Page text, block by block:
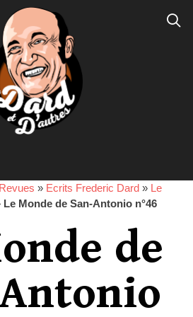
Revues » Ecrits Frederic Dard » Le
Le Monde de San-Antonio n°46
de